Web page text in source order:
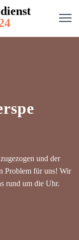
und der
Problem für uns! Wir
rund um die Uhr.